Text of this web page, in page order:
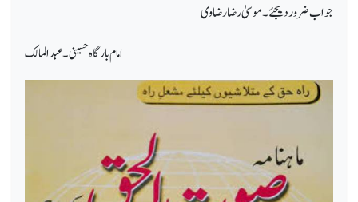
جواب ضرور دیجئے ۔ موسیٰ رضا رضاوی
امام بارگاہ حسینی ۔ عبدالمالک